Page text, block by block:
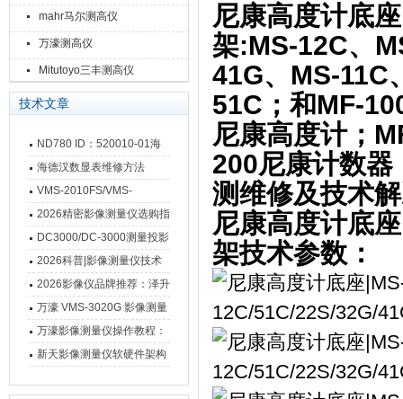
mahr马尔测高仪
万濠测高仪
Mitutoyo三丰测高仪
技术文章
ND780 ID：520010-01海
德汉数显表故障维修内容
海德汉数显表维修方法
VMS-2010FS/VMS-
3020FS/VMS-4030FS手动
影像测量仪技术参数
2026精密影像测量仪选购指
南 靠谱品牌一站式选型推荐
DC3000/DC-3000测量投影
仪万濠数据处理器数显表故
障维修方法
2026科普|影像测量仪技术
原理、分类及选型应用
2026影像仪品牌推荐：泽升
影像测量仪选型指南
万濠 VMS-3020G 影像测量
仪技术规格与应用解析
万濠影像测量仪操作教程：
从开机到出报告，新手也能
新天影像测量仪软硬件架构
尼康高度计底
架:MS-12C、
41G、MS-11C
51C；和MF-
尼康高度计；
200尼康计数器
测维修及技术
尼康高度计底
架技术参数：